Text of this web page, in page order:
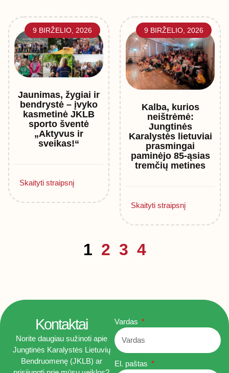
9 BIRŽELIO, 2026
Jaunimas, žygiai ir
bendrystė – įvyko
kasmetinė JKLB
sporto šventė
„Aktyvus ir
sveikas!“
Skaityti straipsnį
9 BIRŽELIO, 2026
Kalba, kurios
neištrėmė:
Jungtinės
Karalystės lietuviai
prasmingai
paminėjo 85-ąsias
tremčių metines
Skaityti straipsnį
1 2 3 4
Kontaktai
Norite daugiau sužinoti apie
Jungtinės Karalystės Lietuvių
Bendruomenę (JKLB) ar
Vardas
El. paštas